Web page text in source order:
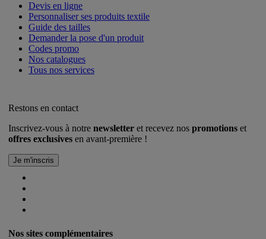
Devis en ligne
Personnaliser ses produits textile
Guide des tailles
Demander la pose d'un produit
Codes promo
Nos catalogues
Tous nos services
Restons en contact
Inscrivez-vous à notre newsletter et recevez nos promotions et
offres exclusives en avant-première !
Nos sites complémentaires